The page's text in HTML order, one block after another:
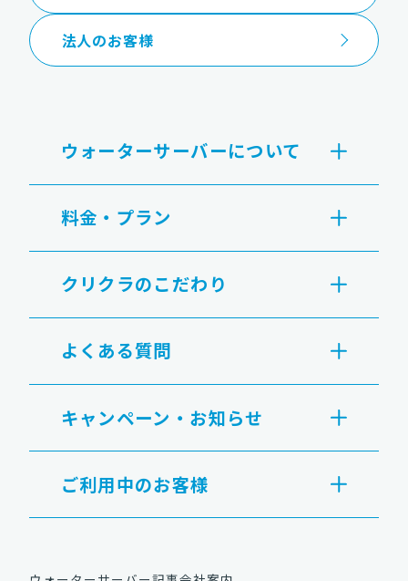
法人のお客様
ウォーターサーバーについて
料金・プラン
クリクラのこだわり
よくある質問
キャンペーン・お知らせ
ご利用中のお客様